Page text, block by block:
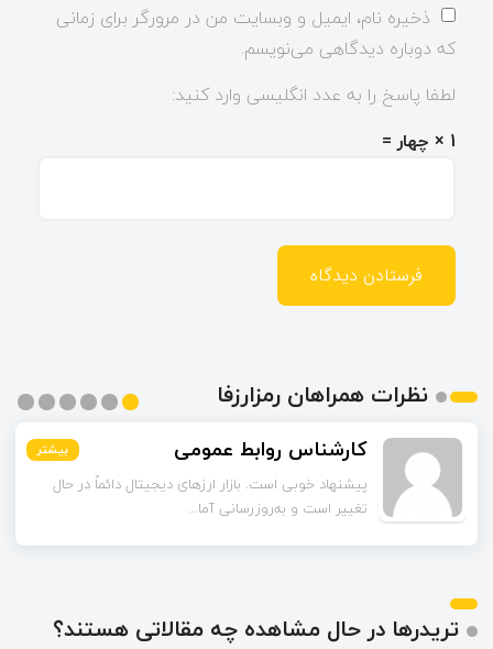
ذخیره نام، ایمیل و وبسایت من در مرورگر برای زمانی
که دوباره دیدگاهی می‌نویسم.
لطفا پاسخ را به عدد انگلیسی وارد کنید:
1 × چهار =
نظرات همراهان رمزارزفا
بیشتر مشکات بیشتر
چند مورد از آمارهای مقاله مربوط به سال‌های گذشته است.
آیا امکان دارد نسخه به‌روز...
بیشتر
بیشتر
بیشتر
بیشتر
تریدرها در حال مشاهده چه مقالاتی هستند؟